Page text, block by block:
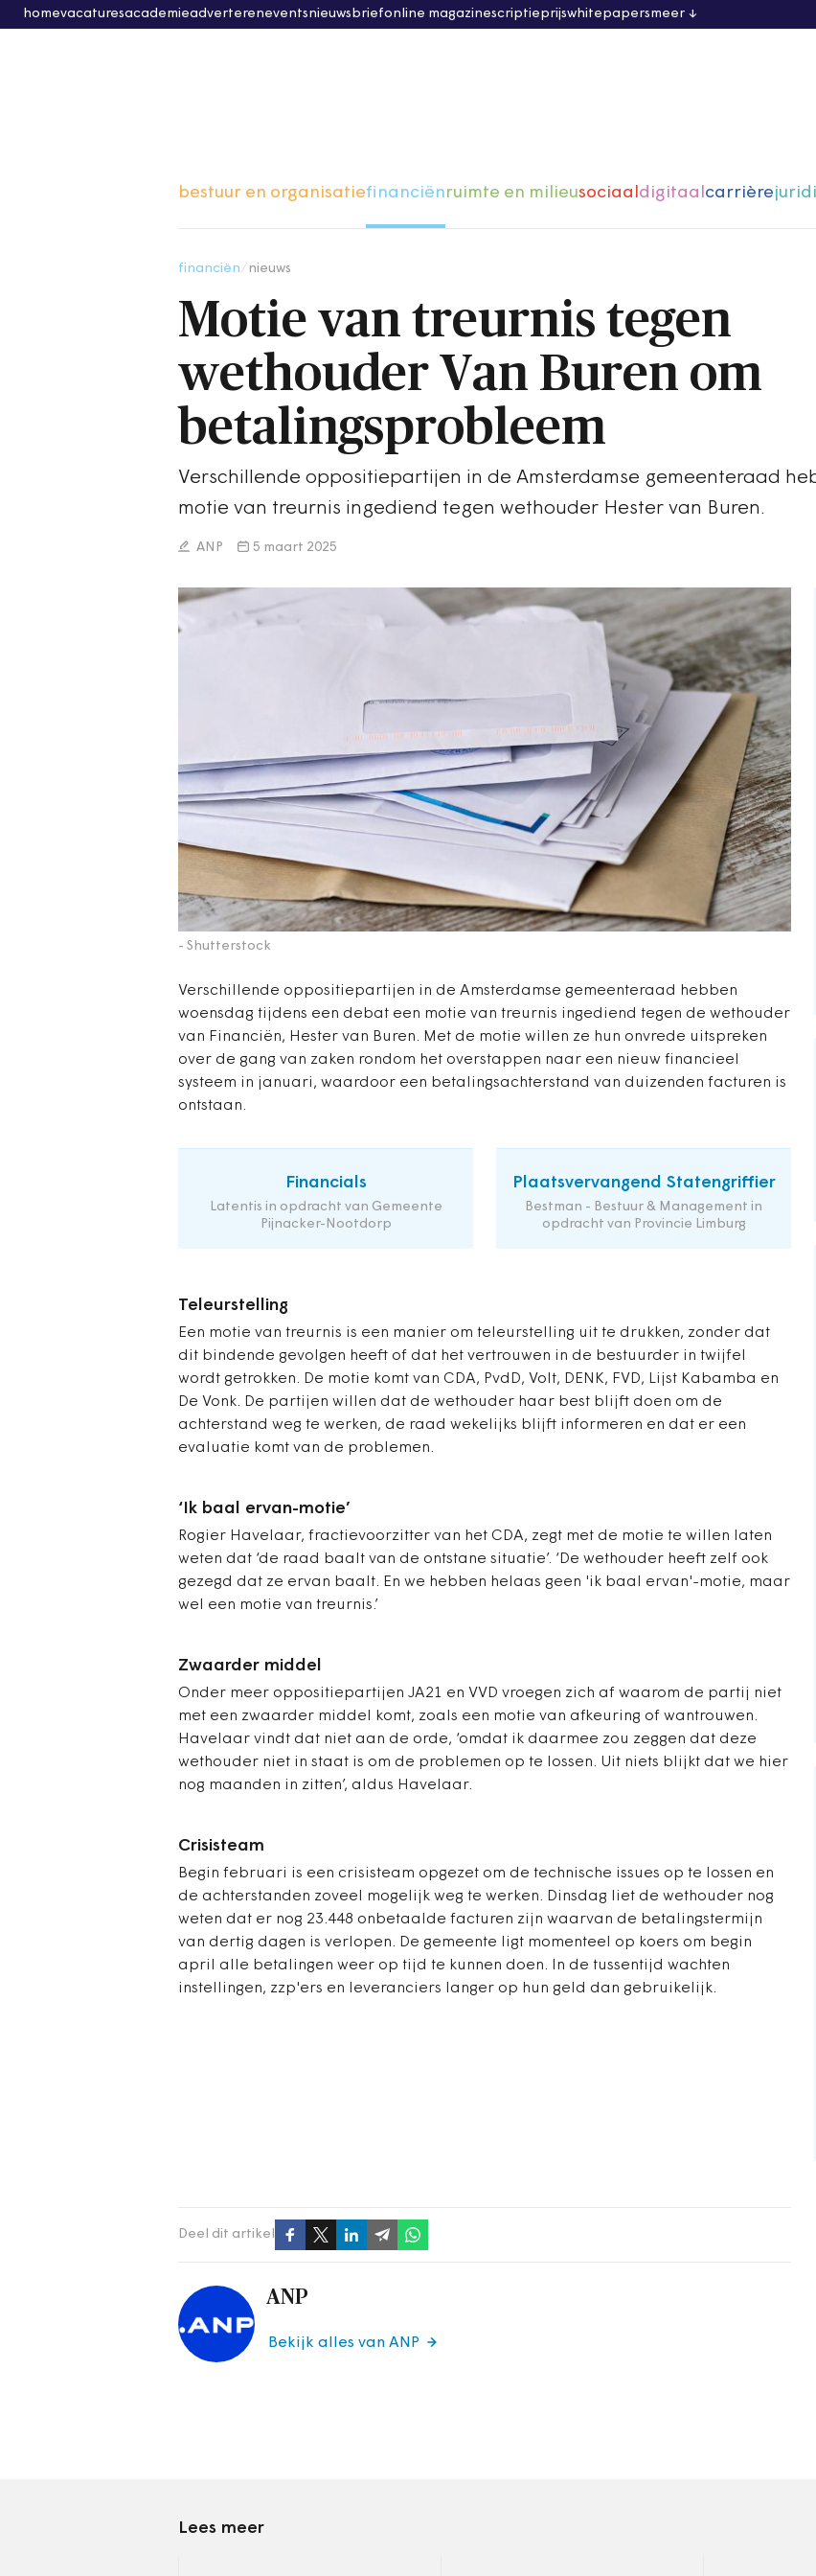
homevacaturesacademieadvertereneventsnieuwsbriefonline magazinescriptieprijswhitepapersmeer
bestuur en organisatiefinanciënruimte en milieusociaaldigitaalcarrière
financiën nieuws
Motie van treurnis tegen
wethouder Van Buren om
betalingsprobleem
Verschillende oppositiepartijen in de Amsterdamse gemeenteraad
motie van treurnis ingediend tegen wethouder Hester van Buren.
ANP 5 maart 2025
- Shutterstock
Verschillende oppositiepartijen in de Amsterdamse gemeenteraad hebben
woensdag tijdens een debat een motie van treurnis ingediend tegen de wethouder
van Financiën, Hester van Buren. Met de motie willen ze hun onvrede uitspreken
over de gang van zaken rondom het overstappen naar een nieuw financieel
systeem in januari, waardoor een betalingsachterstand van duizenden facturen is
ontstaan.
Financials
Latentis in opdracht van Gemeente
Pijnacker-Nootdorp
Plaatsvervangend Statengriffier
Bestman - Bestuur & Management in
opdracht van Provincie Limburg
Teleurstelling
Een motie van treurnis is een manier om teleurstelling uit te drukken, zonder dat
dit bindende gevolgen heeft of dat het vertrouwen in de bestuurder in twijfel
wordt getrokken. De motie komt van CDA, PvdD, Volt, DENK, FVD, Lijst Kabamba en
De Vonk. De partijen willen dat de wethouder haar best blijft doen om de
achterstand weg te werken, de raad wekelijks blijft informeren en dat er een
evaluatie komt van de problemen.
‘Ik baal ervan-motie’
Rogier Havelaar, fractievoorzitter van het CDA, zegt met de motie te willen laten
weten dat ‘de raad baalt van de ontstane situatie’. ‘De wethouder heeft zelf ook
gezegd dat ze ervan baalt. En we hebben helaas geen 'ik baal ervan'-motie, maar
wel een motie van treurnis.’
Zwaarder middel
Onder meer oppositiepartijen JA21 en VVD vroegen zich af waarom de partij niet
met een zwaarder middel komt, zoals een motie van afkeuring of wantrouwen.
Havelaar vindt dat niet aan de orde, ‘omdat ik daarmee zou zeggen dat deze
wethouder niet in staat is om de problemen op te lossen. Uit niets blijkt dat we hier
nog maanden in zitten’, aldus Havelaar.
Crisisteam
Begin februari is een crisisteam opgezet om de technische issues op te lossen en
de achterstanden zoveel mogelijk weg te werken. Dinsdag liet de wethouder nog
weten dat er nog 23.448 onbetaalde facturen zijn waarvan de betalingstermijn
van dertig dagen is verlopen. De gemeente ligt momenteel op koers om begin
april alle betalingen weer op tijd te kunnen doen. In de tussentijd wachten
instellingen, zzp'ers en leveranciers langer op hun geld dan gebruikelijk.
Deel dit artikel
ANP
Bekijk alles van ANP
Lees meer